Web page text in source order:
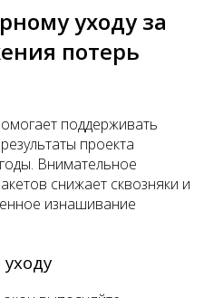
уходу за
потерь
поддерживать
проекта
Внимательное
снижает сквозняки и
изнашивание